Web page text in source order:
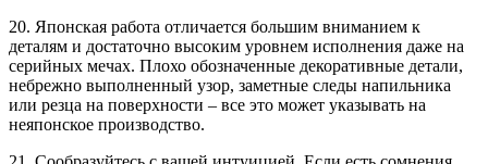
20. Японская работа отличается большим вниманием к
деталям и достаточно высоким уровнем исполнения даже на
серийных мечах. Плохо обозначенные декоративные детали,
небрежно выполненный узор, заметные следы напильника
или резца на поверхности – все это может указывать на
неяпонское производство.